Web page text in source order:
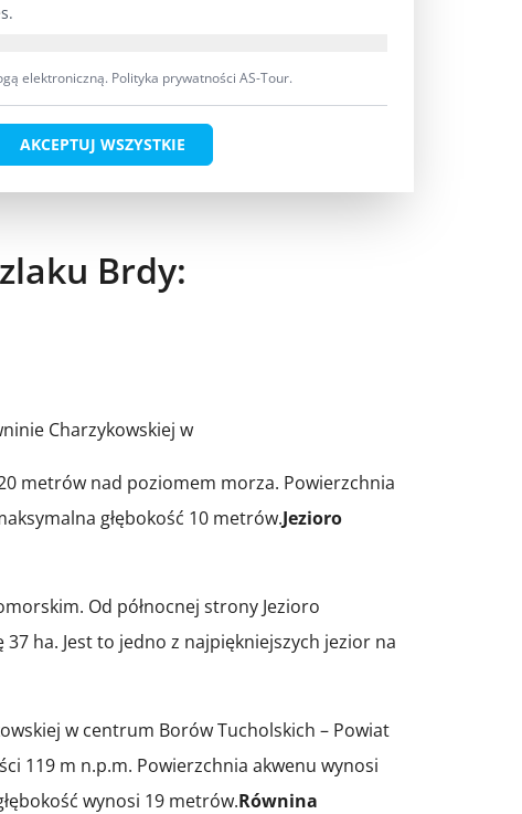
Brdy:
Charzykowskiej w
metrów nad poziomem morza. Powierzchnia
głębokość 10 metrów.Jezioro
Od północnej strony Jezioro
37 ha. Jest to jedno z najpiękniejszych jezior na
w centrum Borów Tucholskich – Powiat
119 m n.p.m. Powierzchnia akwenu wynosi
wynosi 19 metrów.Równina
elektroniczną. Polityka prywatności AS-Tour.
AKCEPTUJ WSZYSTKIE